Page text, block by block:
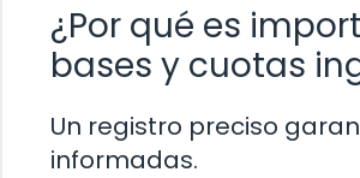
¿Por qué es
bases y cuotas
Un registro preciso
informadas.